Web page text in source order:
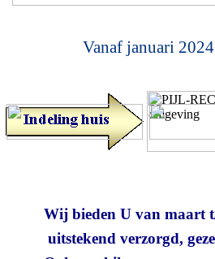
Wij bieden U van maart t/
uitstekend verzorgd,
Vanaf januari